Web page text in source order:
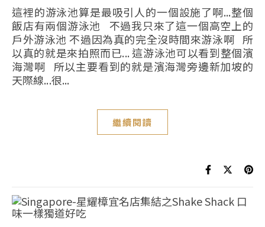
這裡的游泳池算是最吸引人的一個設施了啊...整個
飯店有兩個游泳池 不過我只來了這一個高空上的
戶外游泳池 不過因為真的完全沒時間來游泳啊 所
以真的就是來拍照而已... 這游泳池可以看到整個濱
海灣啊 所以主要看到的就是濱海灣旁邊新加坡的
天際線...很...
繼續閱讀